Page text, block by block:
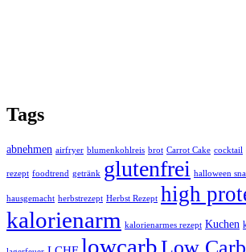
Tags
abnehmen airfryer blumenkohlreis brot Carrot Cake cocktail
rezept foodtrend getränk glutenfrei halloween
hausgemacht herbstrezept Herbst Rezept high
kalorienarm kalorienarmes rezept Kuchen
lowcarbLow Carb